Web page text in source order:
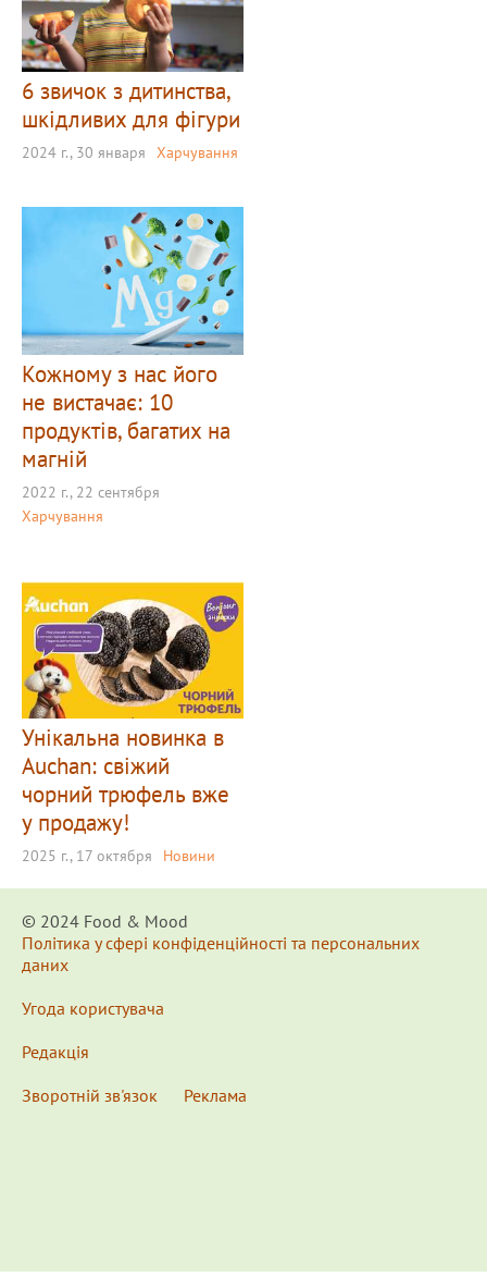
6 звичок з дитинства,
шкідливих для фігури
2024 г., 30 января Харчування
Кожному з нас його
не вистачає: 10
продуктів, багатих на
магній
2022 г., 22 сентября
Харчування
Унікальна новинка в
Auchan: свіжий
чорний трюфель вже
у продажу!
2025 г., 17 октября Новини
© 2024 Food & Мood
Політика у сфері конфіденційності та персональних
даних
Угода користувача
Редакція
Зворотній зв'язок
Реклама